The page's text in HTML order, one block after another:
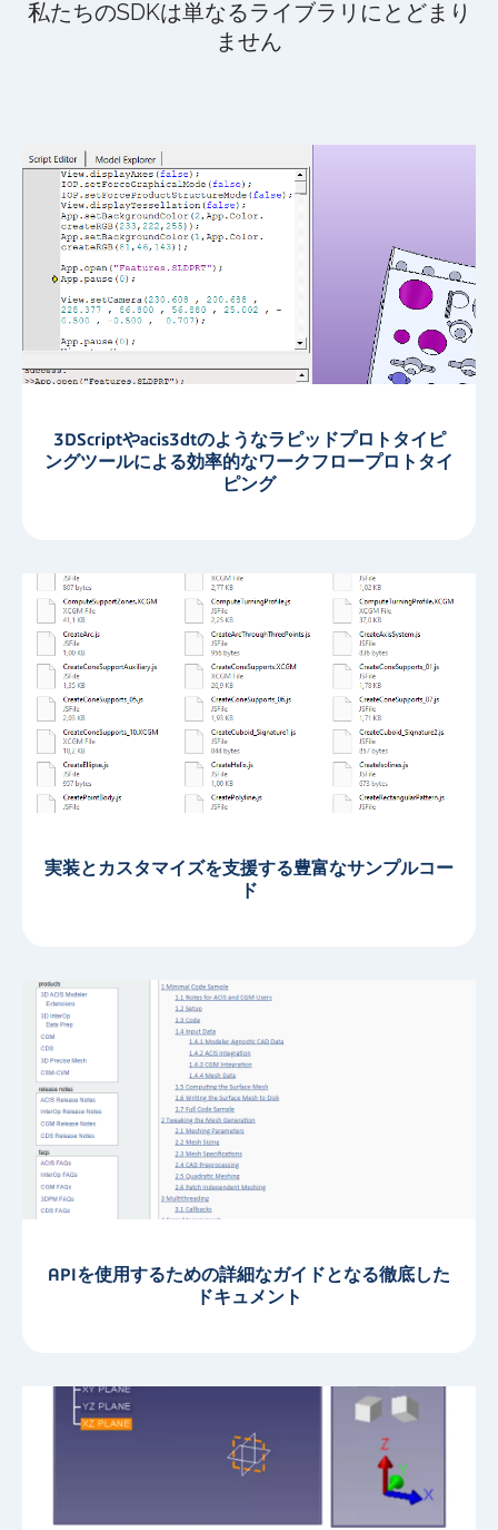
私たちのSDKは単なるライブラリにとどまり
ません
3DScriptやacis3dtのようなラピッドプロトタイピ
ングツールによる効率的なワークフロープロトタイ
ピング
実装とカスタマイズを支援する豊富なサンプルコー
ド
APIを使用するための詳細なガイドとなる徹底した
ドキュメント